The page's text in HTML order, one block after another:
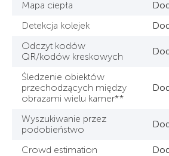
Mapa ciepła
Detekcja kolejek
Odczyt kodów
QR/kodów kreskowych
Śledzenie obiektów
przechodzących między
obrazami wielu kamer**
Wyszukiwanie przez
podobieństwo
Crowd estimation